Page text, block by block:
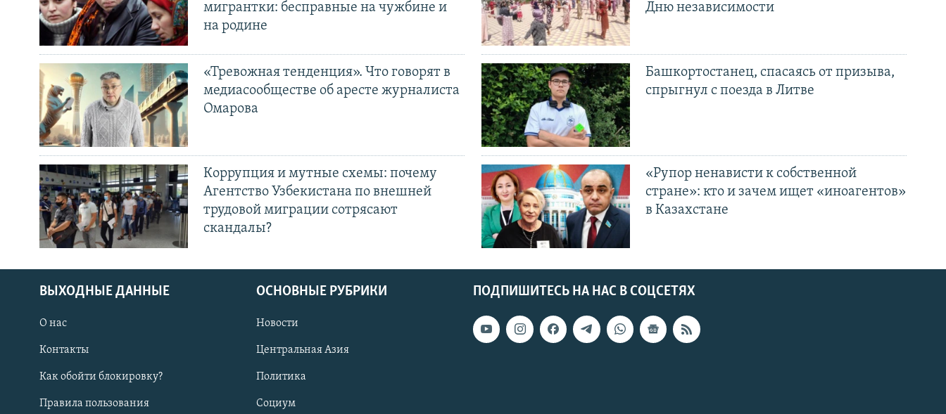
мигрантки: бесправные на чужбине и
на родине
«Тревожная тенденция». Что говорят в
медиасообществе об аресте журналиста
Омарова
Коррупция и мутные схемы: почему
Агентство Узбекистана по внешней
трудовой миграции сотрясают
скандалы?
Дню независимости
Башкортостанец, спасаясь от призыва,
спрыгнул с поезда в Литве
«Рупор ненависти к собственной
стране»: кто и зачем ищет «иноагентов»
в Казахстане
ПОДПИШИТЕСЬ НА НАС В СОЦСЕТЯХ
ВЫХОДНЫЕ ДАННЫЕ
О нас
Контакты
Как обойти блокировку?
Правила пользования
ОСНОВНЫЕ РУБРИКИ
Новости
Центральная Азия
Политика
Социум